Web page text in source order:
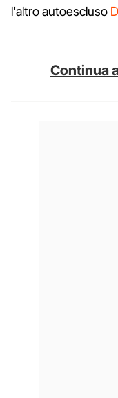
l'altro autoescluso
Continua